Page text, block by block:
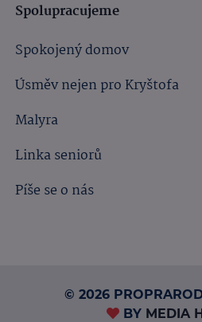
Spolupracujeme
Spokojený domov
Úsměv nejen pro Kryštofa
Malyra
Linka seniorů
Píše se o nás
© 2026
BY MEDIA